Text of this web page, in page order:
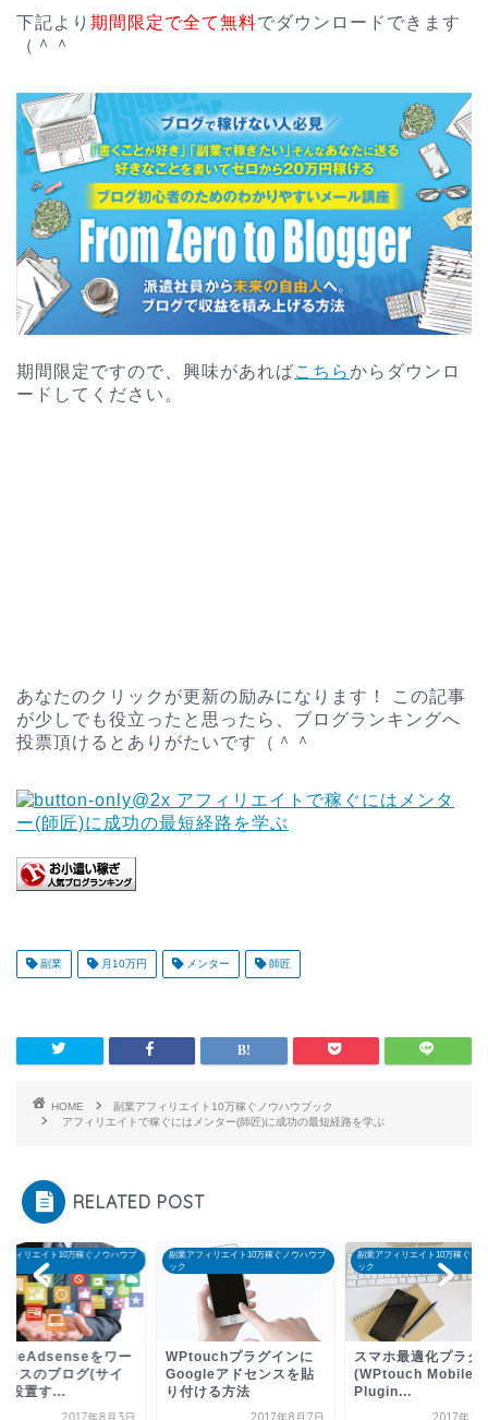
下記より 期間限定で全て無料でダウンロードできます
（＾＾
期間限定ですので、興味があればこちらからダウンロ
ードしてください。
あなたのクリックが更新の励みになります！ この記事
が少しでも役立ったと思ったら、ブログランキングへ
投票頂けるとありがたいです（＾＾
副業 月10万円 メンター 師匠
HOME
副業アフィリエイト10万稼ぐノウハウブック
アフィリエイトで稼ぐにはメンター(師匠)に成功の最短経路を学ぶ
RELATED POST
副業アフィリエイト10万稼ぐノウハウブ
プラグインに
アドセンスを貼
付ける方法
2017年8月7日
副業アフィリエイト10万稼ぐノウハウブ
スマホ最適化プラグイン
(WPtouch Mobile
Plugin...
2017年7月12日
副業アフィリエイト10万稼
GoogleAdsense
ドプレスのブロ
ト)に設置す...
2017